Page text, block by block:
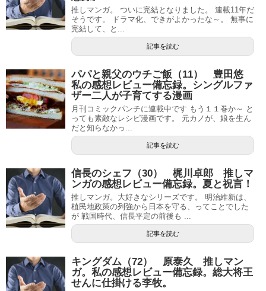
推しマンガ。 ついに完結となりました。 連載11年だ
そうです。 ドラマ化、できがよかったな～。 無事に
完結して、と...
記事を読む
パパと親父のウチご飯（11） 豊田悠
私の感想レビュー備忘録。シングルファ
ザー二人が子育てする漫画
月刊コミックパンチに連載中です もう１１巻か～ と
っても素敵なレシピ漫画です。 元カノが、娘を生ん
だと知らなかっ...
記事を読む
信長のシェフ（30） 梶川卓郎 推しマ
ンガの感想レビュー備忘録。夏と祝言！
推しマンガ。大好きなシリーズです。 明治維新は、
植民地政策の列強から日本を守る、ってことでした
が 戦国時代、信長平定の前後も ...
記事を読む
キングダム（72） 原泰久 推しマン
ガ。私の感想レビュー備忘録。総大将王
せんに仕掛ける李牧。